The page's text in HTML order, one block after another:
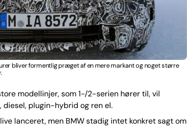
bliver formentlig præget af en mere markant og noget større
modellinjer, som 1-/2-serien hører til, vil
diesel, plugin-hybrid og ren el.
lanceret, men BMW stadig intet konkret sagt om